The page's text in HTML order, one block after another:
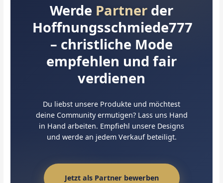
Werde Partner der
Hoffnungsschmiede777
– christliche Mode
empfehlen und fair
verdienen
Du liebst unsere Produkte und möchtest
deine Community ermutigen? Lass uns Hand
in Hand arbeiten. Empfiehl unsere Designs
und werde an jedem Verkauf beteiligt.
Jetzt als Partner bewerben